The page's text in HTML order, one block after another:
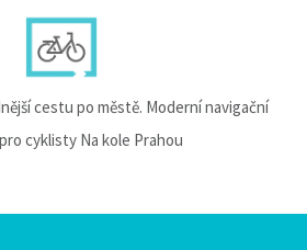
cestu po městě. Moderní navigační
cyklisty Na kole Prahou